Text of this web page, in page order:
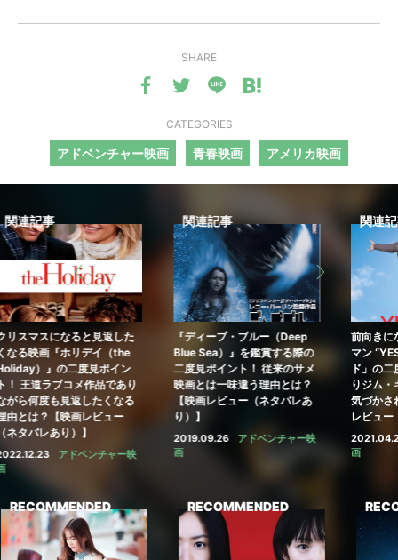
SHARE
CATEGORIES
アドベンチャー映画 青春映画 アメリカ映画
なると見返した
ホリデイ（the
の二度見ポイン
ブコメ作品であり
見返したくなる
映画レビュー
り）】
アドベンチャー映
関連記事
『ディープ・ブルー（Deep
Blue Sea）』を鑑賞する際の
二度見ポイント！ 従来のサメ
映画とは一味違う理由とは？
【映画レビュー（ネタバレあ
2019.09.26
アドベンチャー映
画
関連記事
前向きになれる映
マン “YES”は人生
ド」の二度見ポイ
りジム・キャリー
気づかされるポイ
レビュー（ネタバ
2021.04.28
アド
RECOMMENDED